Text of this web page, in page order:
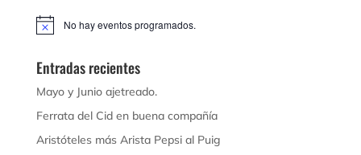
Aviso No hay eventos programados.
Entradas recientes
Mayo y Junio ajetreado.
Ferrata del Cid en buena compañía
Aristóteles más Arista Pepsi al Puig